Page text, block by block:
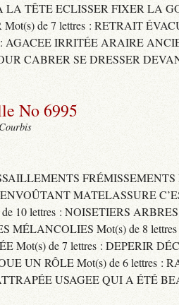
LA TÊTE ECLISSER FIXER LA
de 7 lettres : RETRAIT
AGACEE IRRITÉE ARAIRE
CABRER SE DRESSER
No 6995
FRÉMISSEMENTS
MATELASSURE
10 lettres : NOISETIERS
MÉLANCOLIES Mot(s) de 8
Mot(s) de 7 lettres : DEPERIR
UN RÔLE Mot(s) de 6 lettres :
USAGEE QUI A ÉTÉ